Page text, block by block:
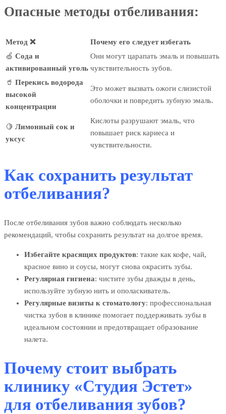
Опасные методы отбеливания:
Метод ❌
Почему его следует избегать
🍏 Сода и
активированный уголь
Они могут царапать эмаль и повышать
чувствительность зубов.
🥤 Перекись водорода
высокой
концентрации
Это может вызвать ожоги слизистой
оболочки и повредить зубную эмаль.
🍋 Лимонный сок и
уксус
Кислоты разрушают эмаль, что
повышает риск кариеса и
чувствительности.
Как сохранить результат
отбеливания?
После отбеливания зубов важно соблюдать несколько
рекомендаций, чтобы сохранить результат на долгое время.
Избегайте красящих продуктов: такие как кофе, чай,
красное вино и соусы, могут снова окрасить зубы.
Регулярная гигиена: чистите зубы дважды в день,
используйте зубную нить и ополаскиватель.
Регулярные визиты к стоматологу: профессиональная
чистка зубов в клинике помогает поддерживать зубы в
идеальном состоянии и предотвращает образование
налета.
Почему стоит выбрать
клинику «Студия Эстет»
для отбеливания зубов?